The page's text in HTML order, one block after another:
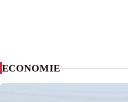
ECONOMIE